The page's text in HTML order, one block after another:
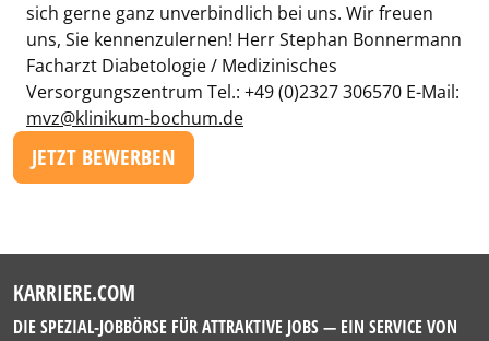
sich gerne ganz unverbindlich bei uns. Wir freuen
uns, Sie kennenzulernen! Herr Stephan Bonnermann
Facharzt Diabetologie / Medizinisches
Versorgungszentrum Tel.: +49 (0)2327 306570 E-Mail:
mvz@klinikum-bochum.de
JETZT BEWERBEN
KARRIERE.COM
DIE SPEZIAL-JOBBÖRSE FÜR ATTRAKTIVE JOBS — EIN SERVICE VON